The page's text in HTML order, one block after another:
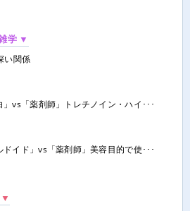
学 ▼
い関係
vs「薬剤師」トレチノイン・ハイ･･･
イド」vs「薬剤師」美容目的で使･･･
▼